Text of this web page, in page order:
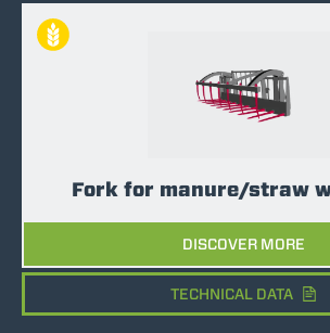
Fork for manure/straw
DISCOVER MORE
TECHNICAL DATA